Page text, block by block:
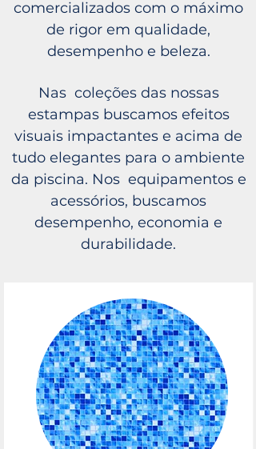
comercializados com o máximo
de rigor em qualidade,
desempenho e beleza.
Nas coleções das nossas
estampas buscamos efeitos
visuais impactantes e acima de
tudo elegantes para o ambiente
da piscina. Nos equipamentos e
acessórios, buscamos
desempenho, economia e
durabilidade.